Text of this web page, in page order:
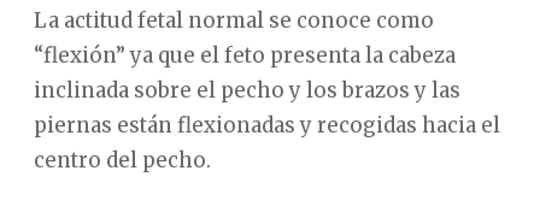
La actitud fetal normal se conoce como
“flexión” ya que el feto presenta la cabeza
inclinada sobre el pecho y los brazos y las
piernas están flexionadas y recogidas hacia el
centro del pecho.